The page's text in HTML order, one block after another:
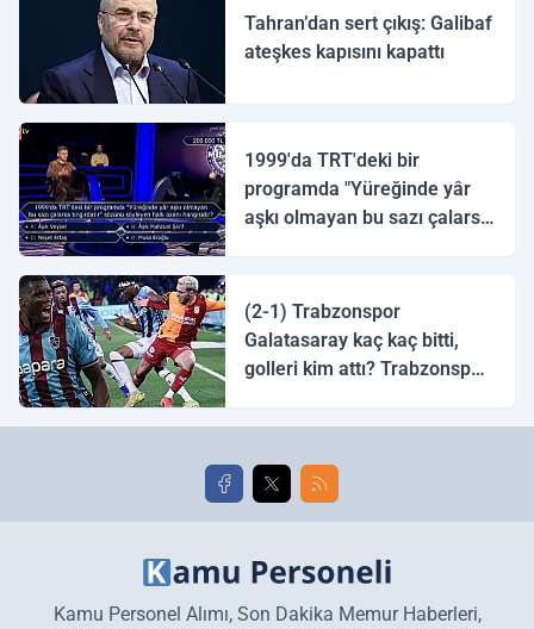
Tahran’dan sert çıkış: Galibaf
ateşkes kapısını kapattı
1999'da TRT'deki bir
programda "Yüreğinde yâr
aşkı olmayan bu sazı çalarsa
(2-1) Trabzonspor
Galatasaray kaç kaç bitti,
golleri kim attı? Trabzonspor
golleri!
Kamu Personel Alımı, Son Dakika Memur Haberleri,